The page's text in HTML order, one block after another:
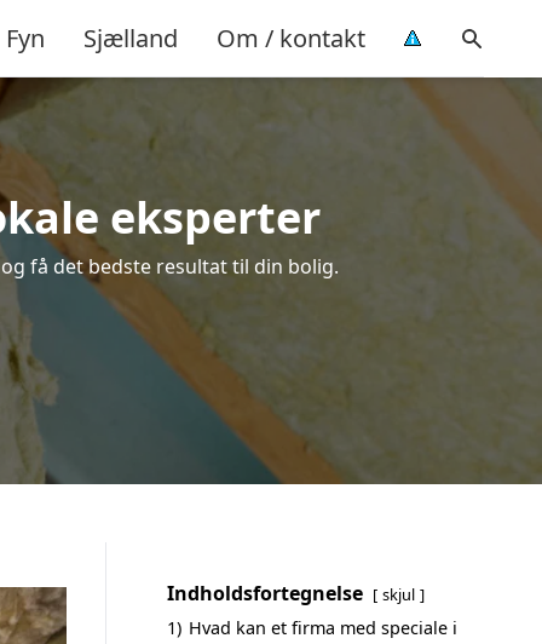
Fyn Sjælland Om / kontakt
eksperter
få det bedste resultat til din bolig.
Indholdsfortegnelse skjul
1) Hvad kan et firma med speciale i